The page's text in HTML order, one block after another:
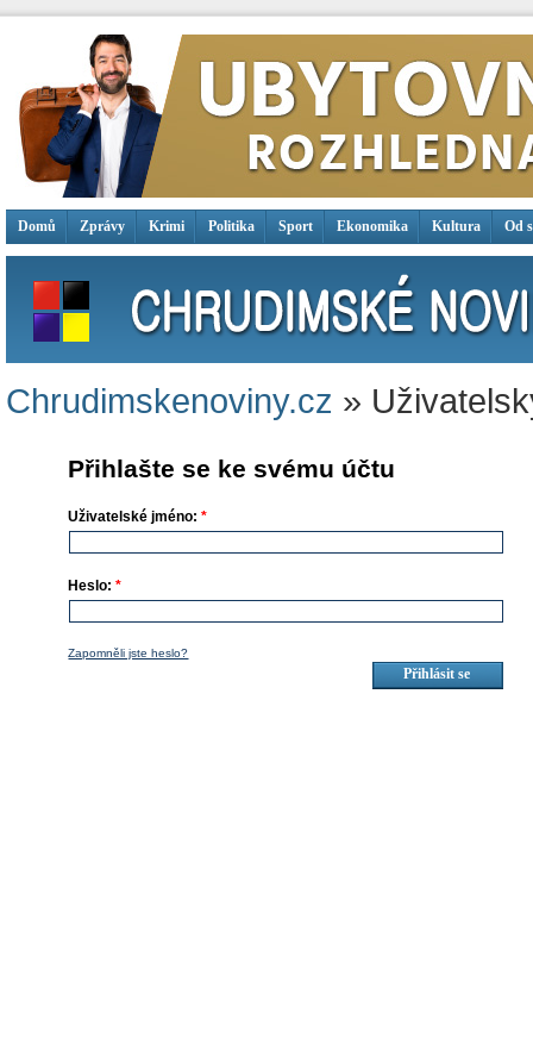
Domů Zprávy Krimi Politika Sport Ekonomika Kultura Od
Chrudimskenoviny.cz »
Přihlašte se ke svému účtu
Uživatelské jméno:*
Heslo:*
Zapomněli jste heslo?